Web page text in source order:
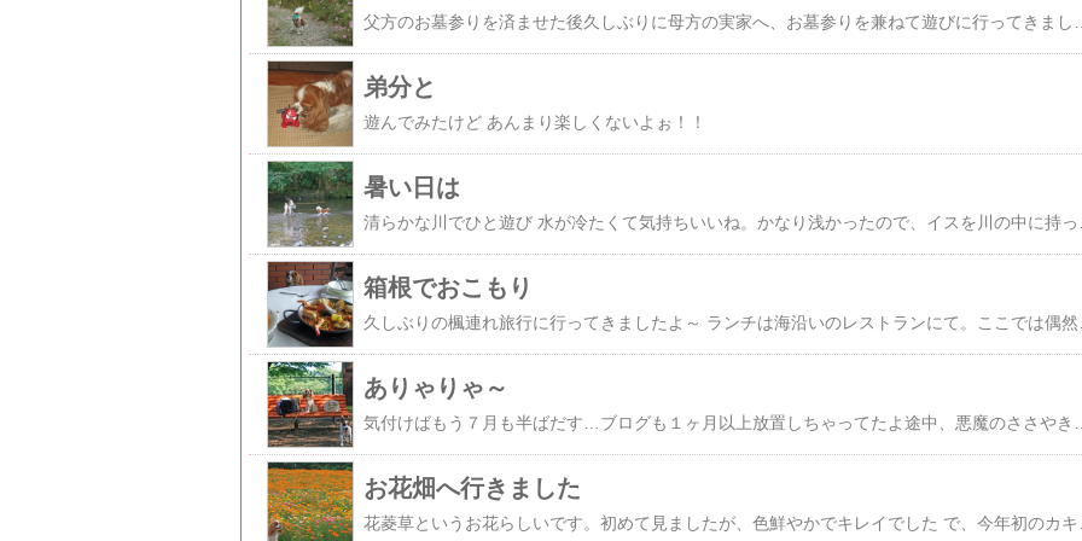
弟分と
遊んでみたけど あんまり楽しくないよぉ！！
暑い日は
箱根でおこもり
ありゃりゃ～
お花畑へ行きました